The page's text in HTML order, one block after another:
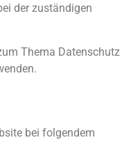
der zuständigen
Thema Datenschutz
bei folgendem